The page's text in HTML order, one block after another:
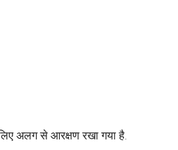
अलग से आरक्षण रखा गया है.